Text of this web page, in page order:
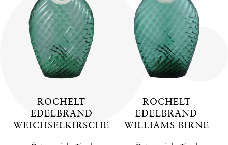
ROCHELT
EDELBRAND
WEICHSELKIRSCHE
ROCHELT
EDELBRAND
WILLIAMS BIRNE